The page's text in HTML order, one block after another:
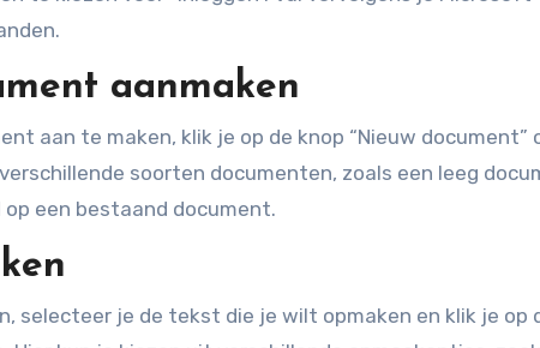
aanmaken
aan te maken, klik je op de knop “Nieuw
soorten documenten, zoals een leeg
een bestaand document.
selecteer je de tekst die je wilt opmaken en klik je op